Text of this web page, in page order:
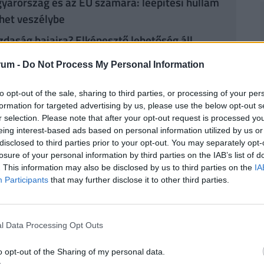
- Do Not Process My Personal Information
opt-out of the sale, sharing to third parties, or processing of your
for targeted advertising by us, please use the below opt-out
selection. Please note that after your opt-out request is processed
interest-based ads based on personal information utilized by us
to third parties prior to your opt-out. You may separately
of your personal information by third parties on the IAB’s list of
This information may also be disclosed by us to third parties on the
Participants that may further disclose it to other third parties.
Data Processing Opt Outs
opt-out of the Sharing of my personal data.
veszélybe
bajaira? Elképesztő lehetőség áll
ha még időben lépünk
drága átverés áldozata lehet
és hulladékgazdálkodási területen működő
az innovációhoz szükséges tőkével.
még költségesebb, a megfelelő mozgástér és
könnyen kiszorulhatnak az új tisztaipari
is az áttörés küszöbén áll. A
a növényi alapú, biológiailag lebomló
a komposztálhatósággal